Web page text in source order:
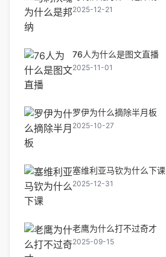
2025-12-21
76人为什么是图文直播
2025-11-01
罗伊为什么摘除半月板
2025-10-27
塞维利亚马钦为什么下课
2025-12-31
老鹰为什么打不过奇才
2025-09-15